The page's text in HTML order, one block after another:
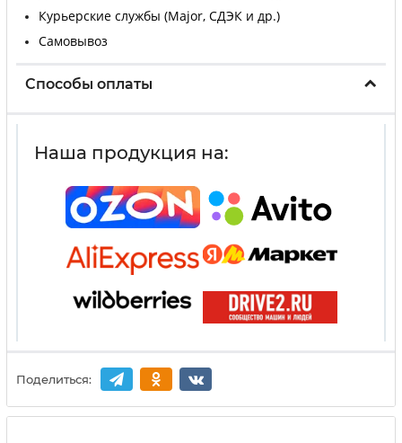
Курьерские службы (Major, СДЭК и др.)
Самовывоз
Способы оплаты
Наша продукция на:
Поделиться: